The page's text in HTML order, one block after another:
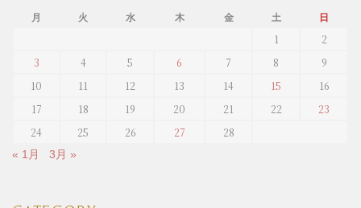
月 火 水 木 金 土 日
1
2
3
4 5 6 7 8
9
10
11 12 13 14 15
16
17
18 19 20 21 22
23
24
25 26 27 28
« 1月 3月 »